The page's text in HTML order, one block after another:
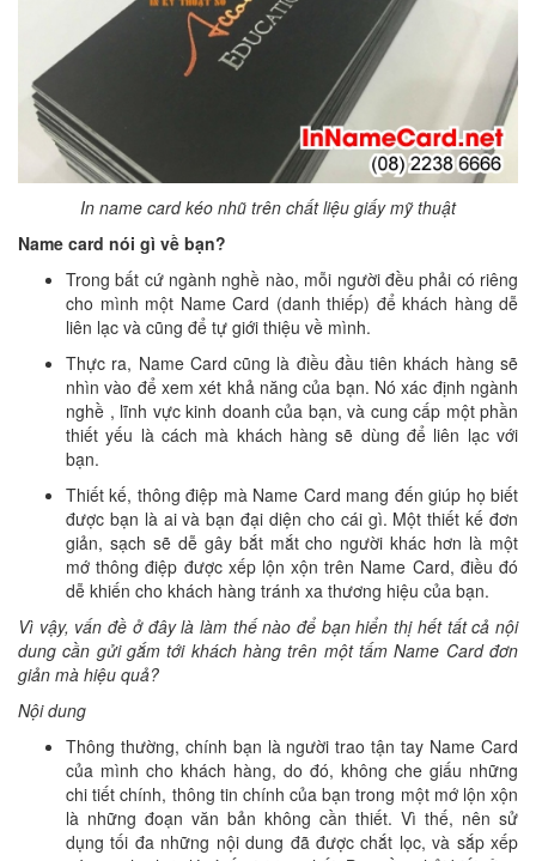
In name card kéo nhũ trên chất liệu giấy mỹ thuật
Name card nói gì về bạn?
Trong bất cứ ngành nghề nào, mỗi người đều phải có riêng
cho mình một Name Card (danh thiếp) để khách hàng dễ
liên lạc và cũng để tự giới thiệu về mình.
Thực ra, Name Card cũng là điều đầu tiên khách hàng sẽ
nhìn vào để xem xét khả năng của bạn. Nó xác định ngành
nghề , lĩnh vực kinh doanh của bạn, và cung cấp một phần
thiết yếu là cách mà khách hàng sẽ dùng để liên lạc với
bạn.
Thiết kế, thông điệp mà Name Card mang đến giúp họ biết
được bạn là ai và bạn đại diện cho cái gì. Một thiết kế đơn
giản, sạch sẽ dễ gây bắt mắt cho người khác hơn là một
mớ thông điệp được xếp lộn xộn trên Name Card, điều đó
dễ khiến cho khách hàng tránh xa thương hiệu của bạn.
Vì vậy, vấn đề ở đây là làm thế nào để bạn hiển thị hết tất cả nội
dung cần gửi gắm tới khách hàng trên một tấm Name Card đơn
giản mà hiệu quả?
Nội dung
Thông thường, chính bạn là người trao tận tay Name Card
của mình cho khách hàng, do đó, không che giấu những
chi tiết chính, thông tin chính của bạn trong một mớ lộn xộn
là những đoạn văn bản không cần thiết. Vì thế, nên sử
dụng tối đa những nội dung đã được chắt lọc, và sắp xếp